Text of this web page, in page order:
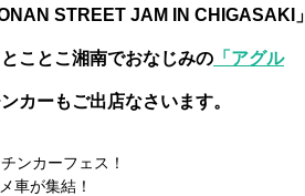
STREET JAM IN CHIGASAKI」
ことこ湘南でおなじみの 「アグル
カーもご出店なさいます。
ンカーフェス！
車が集結！